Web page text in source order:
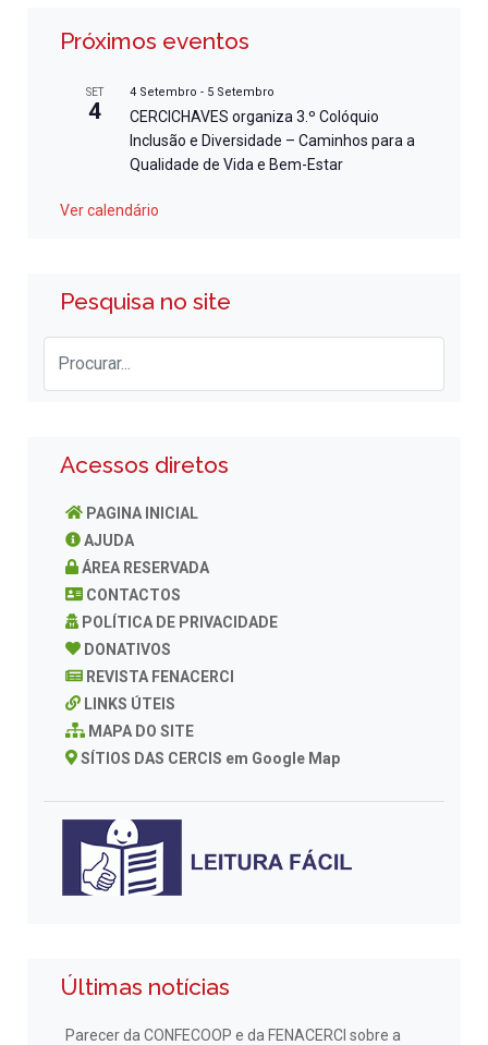
Próximos eventos
SET
4
4 Setembro - 5 Setembro
CERCICHAVES organiza 3.º Colóquio
Inclusão e Diversidade – Caminhos para a
Qualidade de Vida e Bem-Estar
Ver calendário
Pesquisa no site
Acessos diretos
PAGINA INICIAL
AJUDA
ÁREA RESERVADA
CONTACTOS
POLÍTICA DE PRIVACIDADE
DONATIVOS
REVISTA FENACERCI
LINKS ÚTEIS
MAPA DO SITE
SÍTIOS DAS CERCIS em Google Map
Últimas notícias
Parecer da CONFECOOP e da FENACERCI sobre a